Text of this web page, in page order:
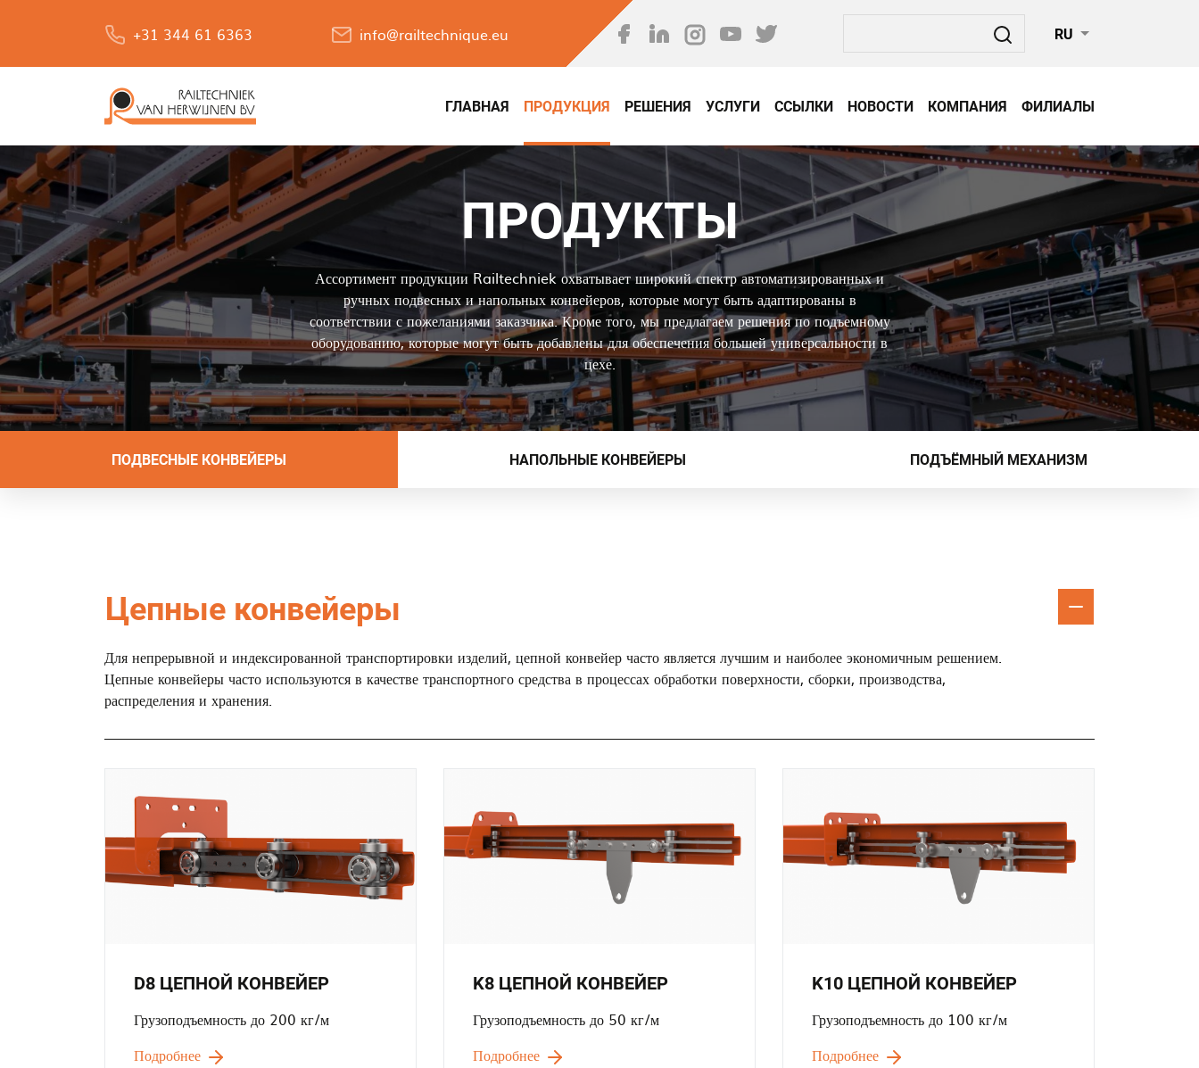
Перейти
к
+31 344 61 6363 info@railtechnique.eu RU
Основная навигация
ГЛАВНАЯ ПРОДУКЦИЯ РЕШЕНИЯ УСЛУГИ ССЫЛКИ НОВОСТИ КОМПАНИЯ ФИЛИАЛЫ
ПРОДУКТЫ
Ассортимент продукции Railtechniek охватывает широкий спектр автоматизированных и
ручных подвесных и напольных конвейеров, которые могут быть адаптированы в
соответствии с пожеланиями заказчика. Кроме того, мы предлагаем решения по подъемному
оборудованию, которые могут быть добавлены для обеспечения большей универсальности в
цехе.
Основная навигация
ПОДВЕСНЫЕ КОНВЕЙЕРЫ НАПОЛЬНЫЕ КОНВЕЙЕРЫ ПОДЪЁМНЫЙ МЕХАНИЗМ
Цепные конвейеры
Для непрерывной и индексированной транспортировки изделий, цепной конвейер часто является лучшим и наиболее экономичным решением.
Цепные конвейеры часто используются в качестве транспортного средства в процессах обработки поверхности, сборки, производства,
распределения и хранения.
D8 ЦЕПНОЙ КОНВЕЙЕР
Грузоподъемность до 200 кг/м
Подробнее
K8 ЦЕПНОЙ КОНВЕЙЕР
Грузоподъемность до 50 кг/м
Подробнее
K10 ЦЕПНОЙ КОНВЕЙЕР
Грузоподъемность до 100 кг/м
Подробнее